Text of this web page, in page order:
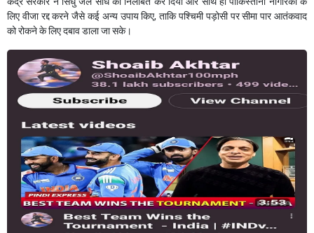
लिए वीजा रद्द करने जैसे कई अन्य उपाय किए, ताकि पश्चिमी पड़ोसी पर सीमा पार आतंकवाद
को रोकने के लिए दबाव डाला जा सके।